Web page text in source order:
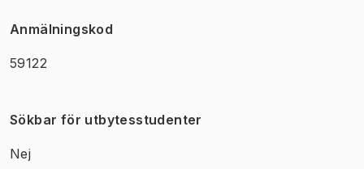
Anmälningskod
59122
Sökbar för utbytesstudenter
Nej